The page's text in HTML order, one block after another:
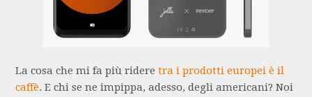
La cosa che mi fa più rideretra i prodotti europei è il
caffè. E chi se ne impippa, adesso, degli americani? Noi